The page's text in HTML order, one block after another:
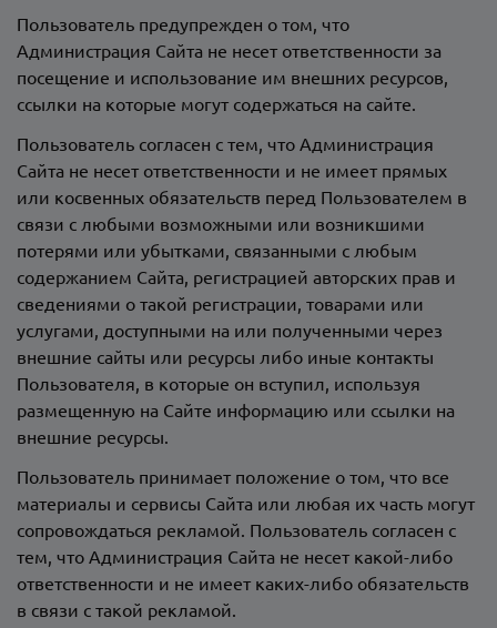
Пользователь предупрежден о том, что
Администрация Сайта не несет ответственности за
посещение и использование им внешних ресурсов,
ссылки на которые могут содержаться на сайте.
Пользователь согласен с тем, что Администрация
Сайта не несет ответственности и не имеет прямых
или косвенных обязательств перед Пользователем в
связи с любыми возможными или возникшими
потерями или убытками, связанными с любым
содержанием Сайта, регистрацией авторских прав и
сведениями о такой регистрации, товарами или
услугами, доступными на или полученными через
внешние сайты или ресурсы либо иные контакты
Пользователя, в которые он вступил, используя
размещенную на Сайте информацию или ссылки на
внешние ресурсы.
Пользователь принимает положение о том, что все
материалы и сервисы Сайта или любая их часть могут
сопровождаться рекламой. Пользователь согласен с
тем, что Администрация Сайта не несет какой-либо
ответственности и не имеет каких-либо обязательств
в связи с такой рекламой.